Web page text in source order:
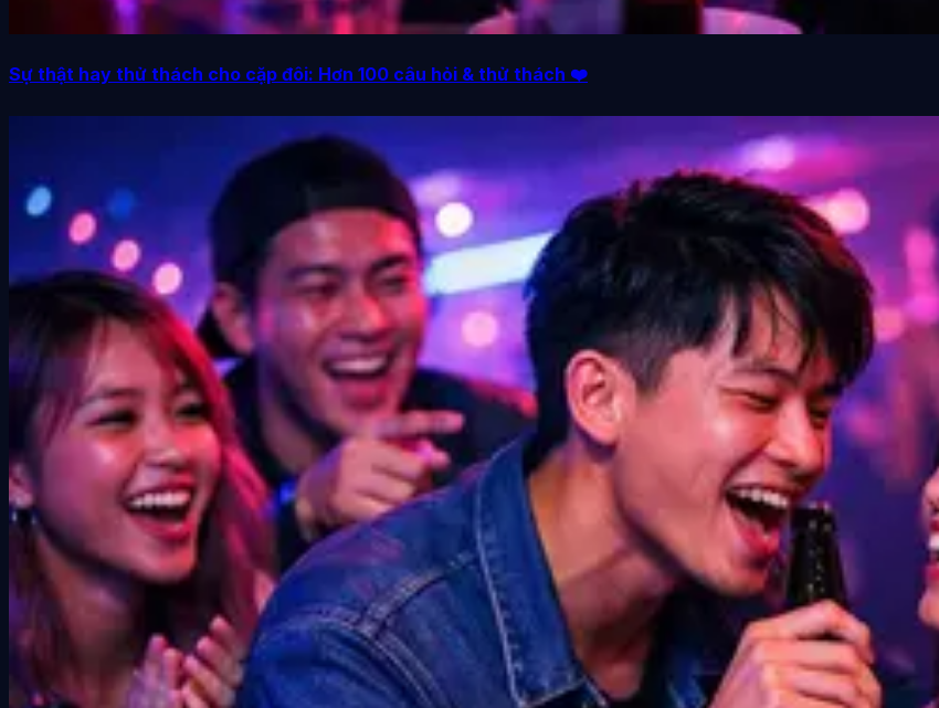
Sự thật hay thử thách cho cặp đôi: Hơn 100 câu hỏi & thử thách ❤️